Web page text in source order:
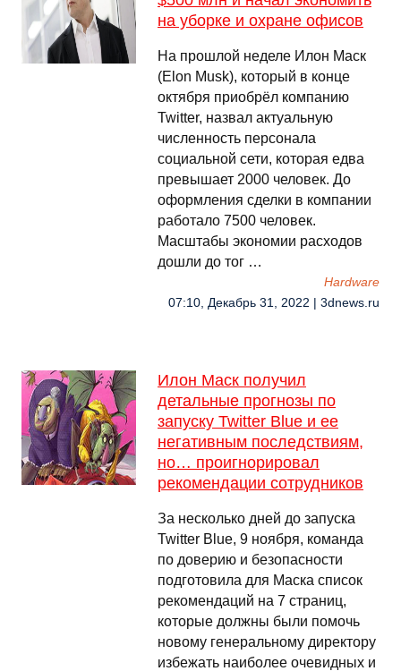
на уборке и охране офисов
На прошлой неделе Илон Маск
(Elon Musk), который в конце
октября приобрёл компанию
Twitter, назвал актуальную
численность персонала
социальной сети, которая едва
превышает 2000 человек. До
оформления сделки в компании
работало 7500 человек.
Масштабы экономии расходов
дошли до тог …
Hardware
07:10, Декабрь 31, 2022 | 3dnews.ru
Илон Маск получил
детальные прогнозы по
запуску Twitter Blue и ее
негативным последствиям,
но… проигнорировал
рекомендации сотрудников
За несколько дней до запуска
Twitter Blue, 9 ноября, команда
по доверию и безопасности
подготовила для Маска список
рекомендаций на 7 страниц,
которые должны были помочь
новому генеральному директору
избежать наиболее очевидных и